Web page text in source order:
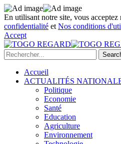
En utilisant notre site, vous acceptez
confidentialité et Nos conditions
Accept
Accueil
ACTUALITÉS
Politique
Economie
Santé
Education
Agriculture
Environnement